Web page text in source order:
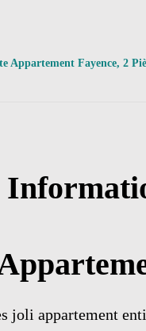
Appartement Fayence, 2
joli appartement